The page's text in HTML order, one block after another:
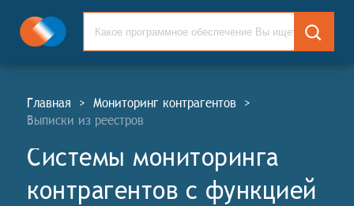
Главная > Мониторинг контрагентов >
Выписки из реестров
Системы мониторинга
контрагентов c функцией